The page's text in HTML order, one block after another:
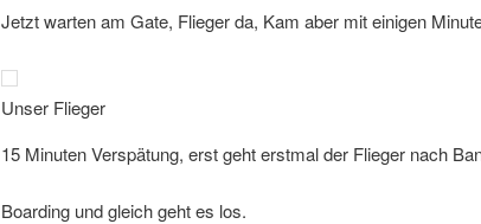
Jetzt warten am Gate, Flieger da, Kam aber mit einigen
Unser Flieger
15 Minuten Verspätung, erst geht erstmal der Flieger nach
Boarding und gleich geht es los.